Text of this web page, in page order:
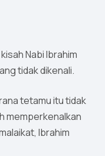
Nabi Ibrahim
tidak dikenali.
tetamu itu tidak
memperkenalkan
Ibrahim